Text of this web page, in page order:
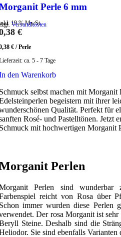
Perle 6 mm
19 % MwSt.
Versandkosten
€
€ /Perle
ca. 5 - 7 Tage
den Warenkorb
selbst machen mit
begeistern mit ihrer
Qualität. Perfekt für
Rosé- und Pastelltönen. Jetzt
mit hochwertigen Morganit
Perlen
Perlen sind
reicht von Rosa über
immer wurden diese Perlen
Der rosa Morganit ist
Steine. Deshalb sind die
Sie sind ebenfalls